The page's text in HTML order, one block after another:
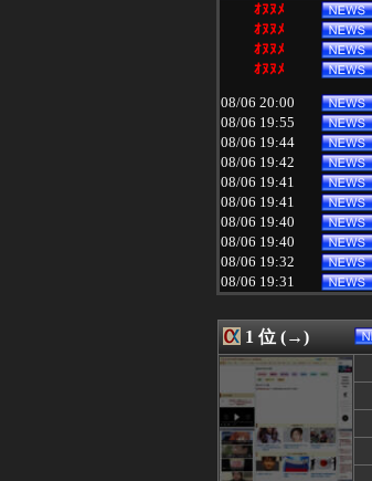
ｵﾇﾇﾒ
ｵﾇﾇﾒ
ｵﾇﾇﾒ
ｵﾇﾇﾒ
08/06 20:00
08/06 19:55
08/06 19:44
08/06 19:42
08/06 19:41
08/06 19:41
08/06 19:40
08/06 19:40
08/06 19:32
08/06 19:31
08/06 19:30
08/06 19:30
08/06 19:30
08/06 19:29
08/06 19:28
08/06 19:21
08/06 19:15
08/06 19:12
1 位 (→)